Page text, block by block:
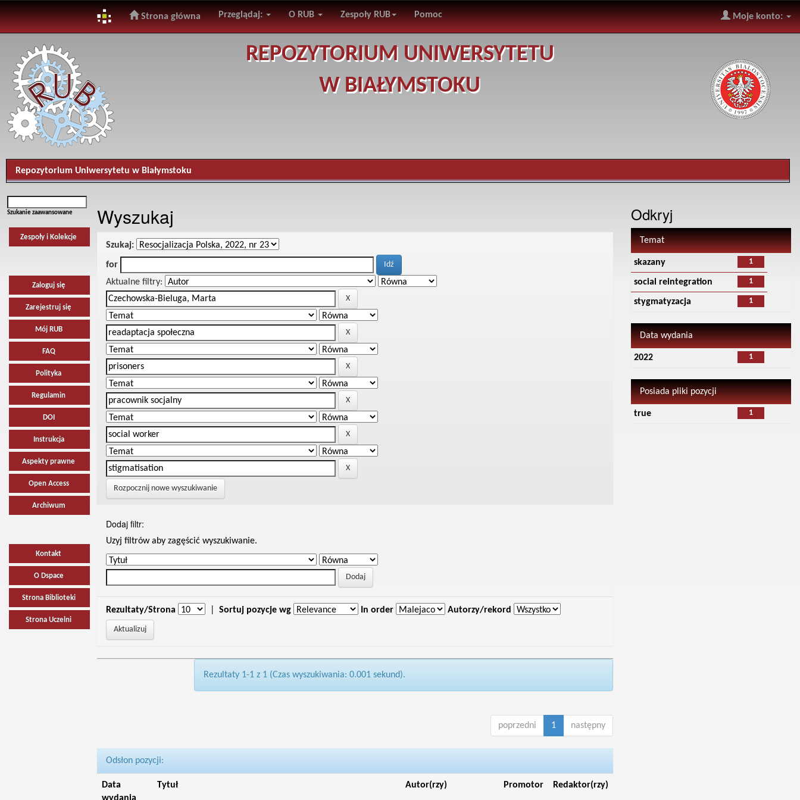
navigation
Strona główna Przeglądaj: O RUB Zespoły RUB Pomoc Moje konto:
REPOZYTORIUM UNIWERSYTETU
W BIAŁYMSTOKU
Repozytorium Uniwersytetu w Białymstoku
Szukanie zaawansowane
Zespoły i Kolekcje
Zaloguj się
Zarejestruj się
Mój RUB
FAQ
Polityka
Regulamin
DOI
Instrukcja
Aspekty prawne
Open Access
Archiwum
Kontakt
O Dspace
Strona Biblioteki
Strona Uczelni
Wyszukaj
Szukaj:
for
Aktualne filtry:
Rozpocznij nowe wyszukiwanie
Dodaj filtr:
Uzyj filtrów aby zagęścić wyszukiwanie.
Rezultaty/Strona Sortuj pozycje wg In order Autorzy/rekord
Rezultaty 1-1 z 1 (Czas wyszukiwania: 0.001 sekund).
poprzedni 1 następny
Odsłon pozycji:
Data
Tytuł Autor(rzy) Promotor Redaktor(rzy)
Odkryj
Temat
1
skazany
1
social reintegration
1
stygmatyzacja
Data wydania
1
2022
Posiada pliki pozycji
1
true